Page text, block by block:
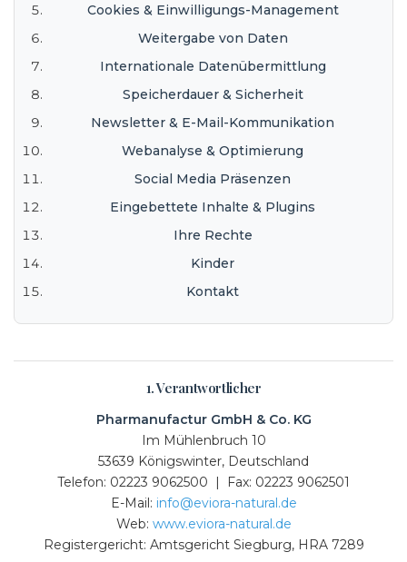
Cookies & Einwilligungs-Management
Weitergabe von Daten
Internationale Datenübermittlung
Speicherdauer & Sicherheit
Newsletter & E-Mail-Kommunikation
Webanalyse & Optimierung
Social Media Präsenzen
Eingebettete Inhalte & Plugins
Ihre Rechte
Kinder
Kontakt
1. Verantwortlicher
Pharmanufactur GmbH & Co. KG
Im Mühlenbruch 10
53639 Königswinter, Deutschland
Telefon: 02223 9062500 | Fax: 02223 9062501
E-Mail: info@eviora-natural.de
Web: www.eviora-natural.de
Registergericht: Amtsgericht Siegburg, HRA 7289